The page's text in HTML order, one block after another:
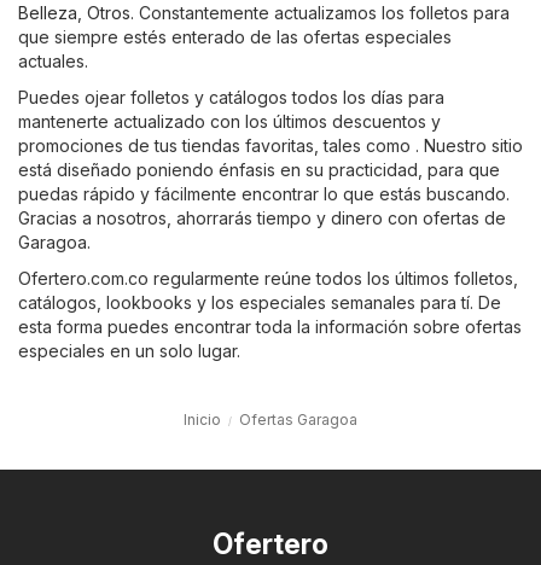
Belleza Otros. Constantemente actualizamos los folletos para
que siempre estés enterado de las ofertas especiales
actuales.
Puedes ojear folletos y catálogos todos los días para
mantenerte actualizado con los últimos descuentos y
promociones de tus tiendas favoritas, tales como . Nuestro sitio
está diseñado poniendo énfasis en su practicidad, para que
puedas rápido y fácilmente encontrar lo que estás buscando.
Gracias a nosotros, ahorrarás tiempo y dinero con ofertas de
Garagoa.
Ofertero.com.co regularmente reúne todos los últimos folletos,
catálogos, lookbooks y los especiales semanales para tí. De
esta forma puedes encontrar toda la información sobre ofertas
especiales en un solo lugar.
Inicio Ofertas Garagoa
Ofertero